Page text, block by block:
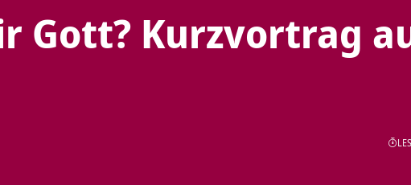
Gott? Kurzvortrag